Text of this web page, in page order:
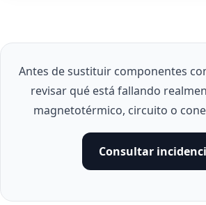
Antes de sustituir componentes
revisar qué está fallando
magnetotérmico, circuito o
Consultar